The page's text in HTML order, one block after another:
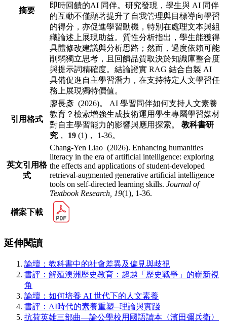
摘要
即時回饋的AI 同伴。研究發現，學生與 AI 同伴
的互動不僅顯著提升了自我管理與目標導向學習
的得分，亦促進學習動機，特別在處理文本與組
織論述上展現助益。質性分析指出，學生能獲得
具體修改建議與分析思路；然而，過度依賴可能
削弱獨立思考，且回饋品質取決於知識庫整合度
與提示詞精確度。結論證實 RAG 結合自製 AI
具備促進自主學習潛力，在支持特定人文學習任
務上展現獨特價值。
引用格式
廖長彥 (2026)。 AI 學習同伴如何支持人文素養
教育？檢索增強生成技術運用學生專屬學習媒材
對自主學習能力的影響與應用探索。 教科書研
究 ， 19 (1)， 1-36。
英文引用格
式
Chang-Yen Liao (2026). Enhancing humanities
literacy in the era of artificial intelligence: exploring
the effects and applications of student-developed
retrieval-augmented generative artificial intelligence
tools on self-directed learning skills. Journal of
Textbook Research, 19(1), 1-36.
檔案下載
延伸閱讀
論壇：教科書中的社會差異及偏見與歧視
書評：解殖澳洲歷史教育：超越「歷史戰爭」的嶄新視
角
論壇：如何培養 AI 世代下的人文素養
書評：AI時代的素養重塑─理論與實踐
抗荷英雄三部曲—論公學校用國語讀本〈濱田彌兵衛〉